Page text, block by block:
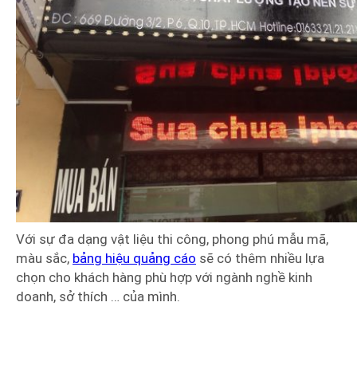
Với sự đa dạng vật liệu thi công, phong phú mẫu mã,
màu sắc, bảng hiệu quảng cáo sẽ có thêm nhiều lựa
chọn cho khách hàng phù hợp với ngành nghề kinh
doanh, sở thích … của mình.